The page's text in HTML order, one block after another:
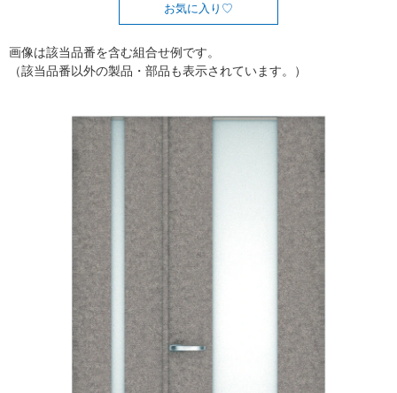
お気に入り
画像は該当品番を含む組合せ例です。
（該当品番以外の製品・部品も表示されています。）